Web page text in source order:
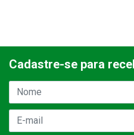
Cadastre-se para